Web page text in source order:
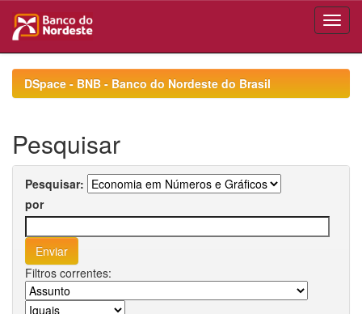
navigationDSpace - BNB - Banco do Nordeste do Brasil
Pesquisar
Pesquisar:
por
Filtros correntes: